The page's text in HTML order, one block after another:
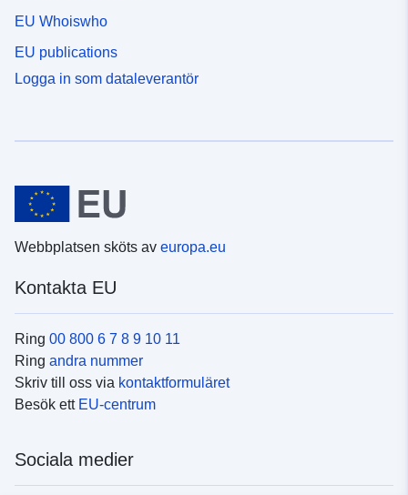
EU Whoiswho
EU publications
Logga in som dataleverantör
Webbplatsen sköts av europa.eu
Kontakta EU
Ring 00 800 6 7 8 9 10 11
Ring andra nummer
Skriv till oss via kontaktformuläret
Besök ett EU-centrum
Sociala medier